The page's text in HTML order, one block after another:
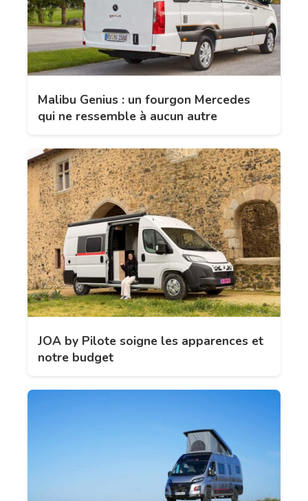
Malibu Genius : un fourgon Mercedes
qui ne ressemble à aucun autre
JOA by Pilote soigne les apparences et
notre budget